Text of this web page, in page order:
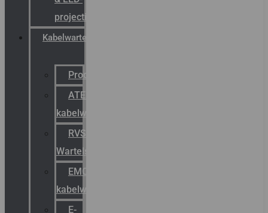
projectie
Kabelwartels
Productcatalogus
ATEX
kabelwartels
RVS
Wartels
EMC
kabelwartels
E-